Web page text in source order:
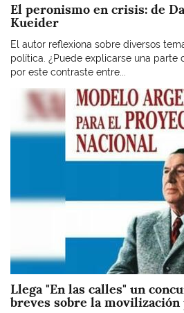
El peronismo en crisis: de
Kueider
El autor reflexiona sobre diversos
política. ¿Puede explicarse una parte
por este contraste entre...
Imagen
Llega "En las calles" un
breves sobre la